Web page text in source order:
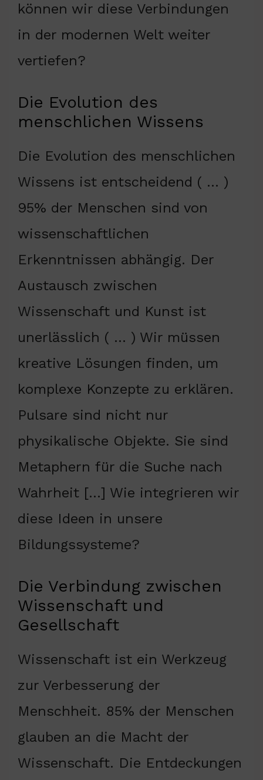
können wir diese Verbindungen
in der modernen Welt weiter
vertiefen?
Die Evolution des
menschlichen Wissens
Die Evolution des menschlichen
Wissens ist entscheidend ( … )
95% der Menschen sind von
wissenschaftlichen
Erkenntnissen abhängig. Der
Austausch zwischen
Wissenschaft und Kunst ist
unerlässlich ( … ) Wir müssen
kreative Lösungen finden, um
komplexe Konzepte zu erklären.
Pulsare sind nicht nur
physikalische Objekte. Sie sind
Metaphern für die Suche nach
Wahrheit […] Wie integrieren wir
diese Ideen in unsere
Bildungssysteme?
Die Verbindung zwischen
Wissenschaft und
Gesellschaft
Wissenschaft ist ein Werkzeug
zur Verbesserung der
Menschheit. 85% der Menschen
glauben an die Macht der
Wissenschaft. Die Entdeckungen